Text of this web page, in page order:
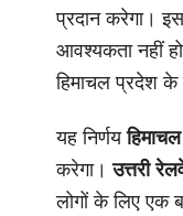
प्रदान करेगा।
आवश्यकता नहीं
हिमाचल प्रदेश के
यह निर्णय
करेगा।उत्तरी
लोगों के लिए एक